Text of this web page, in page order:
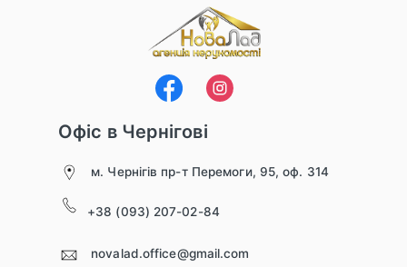
Офіс в Чернігові
м. Чернігів пр-т Перемоги, 95, оф. 314
+38 (093) 207-02-84
novalad.office@gmail.com